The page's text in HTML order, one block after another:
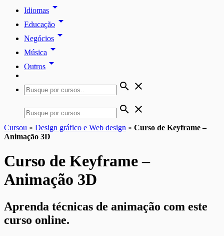
Idiomas arrow_drop_down
Educação arrow_drop_down
Negócios arrow_drop_down
Música arrow_drop_down
Outros arrow_drop_down
search close
search close
Cursou » Design gráfico e Web design » Curso de Keyframe –
Animação 3D
Curso de Keyframe –
Animação 3D
Aprenda técnicas de animação com este
curso online.